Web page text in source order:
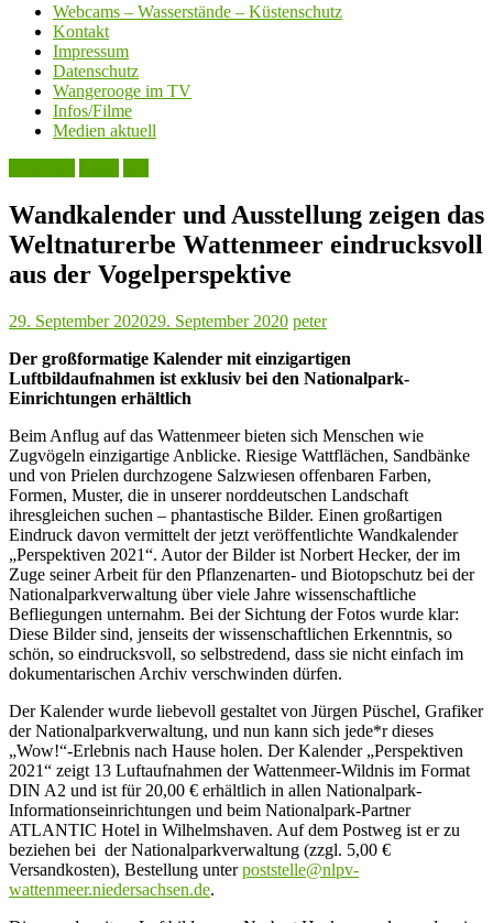
Webcams – Wasserstände – Küstenschutz
Kontakt
Impressum
Datenschutz
Wangerooge im TV
Infos/Filme
Medien aktuell
Wandkalender und Ausstellung zeigen das
Weltnaturerbe Wattenmeer eindrucksvoll
aus der Vogelperspektive
29. September 202029. September 2020 peter
Der großformatige Kalender mit einzigartigen
Luftbildaufnahmen ist exklusiv bei den Nationalpark-
Einrichtungen erhältlich
Beim Anflug auf das Wattenmeer bieten sich Menschen wie
Zugvögeln einzigartige Anblicke. Riesige Wattflächen, Sandbänke
und von Prielen durchzogene Salzwiesen offenbaren Farben,
Formen, Muster, die in unserer norddeutschen Landschaft
ihresgleichen suchen – phantastische Bilder. Einen großartigen
Eindruck davon vermittelt der jetzt veröffentlichte Wandkalender
„Perspektiven 2021“. Autor der Bilder ist Norbert Hecker, der im
Zuge seiner Arbeit für den Pflanzenarten- und Biotopschutz bei der
Nationalparkverwaltung über viele Jahre wissenschaftliche
Befliegungen unternahm. Bei der Sichtung der Fotos wurde klar:
Diese Bilder sind, jenseits der wissenschaftlichen Erkenntnis, so
schön, so eindrucksvoll, so selbstredend, dass sie nicht einfach im
dokumentarischen Archiv verschwinden dürfen.
Der Kalender wurde liebevoll gestaltet von Jürgen Püschel, Grafiker
der Nationalparkverwaltung, und nun kann sich jede*r dieses
„Wow!“-Erlebnis nach Hause holen. Der Kalender „Perspektiven
2021“ zeigt 13 Luftaufnahmen der Wattenmeer-Wildnis im Format
DIN A2 und ist für 20,00 € erhältlich in allen Nationalpark-
Informationseinrichtungen und beim Nationalpark-Partner
ATLANTIC Hotel in Wilhelmshaven. Auf dem Postweg ist er zu
beziehen bei der Nationalparkverwaltung (zzgl. 5,00 €
Versandkosten), Bestellung unterpoststelle@nlpv-
wattenmeer.niedersachsen.de.